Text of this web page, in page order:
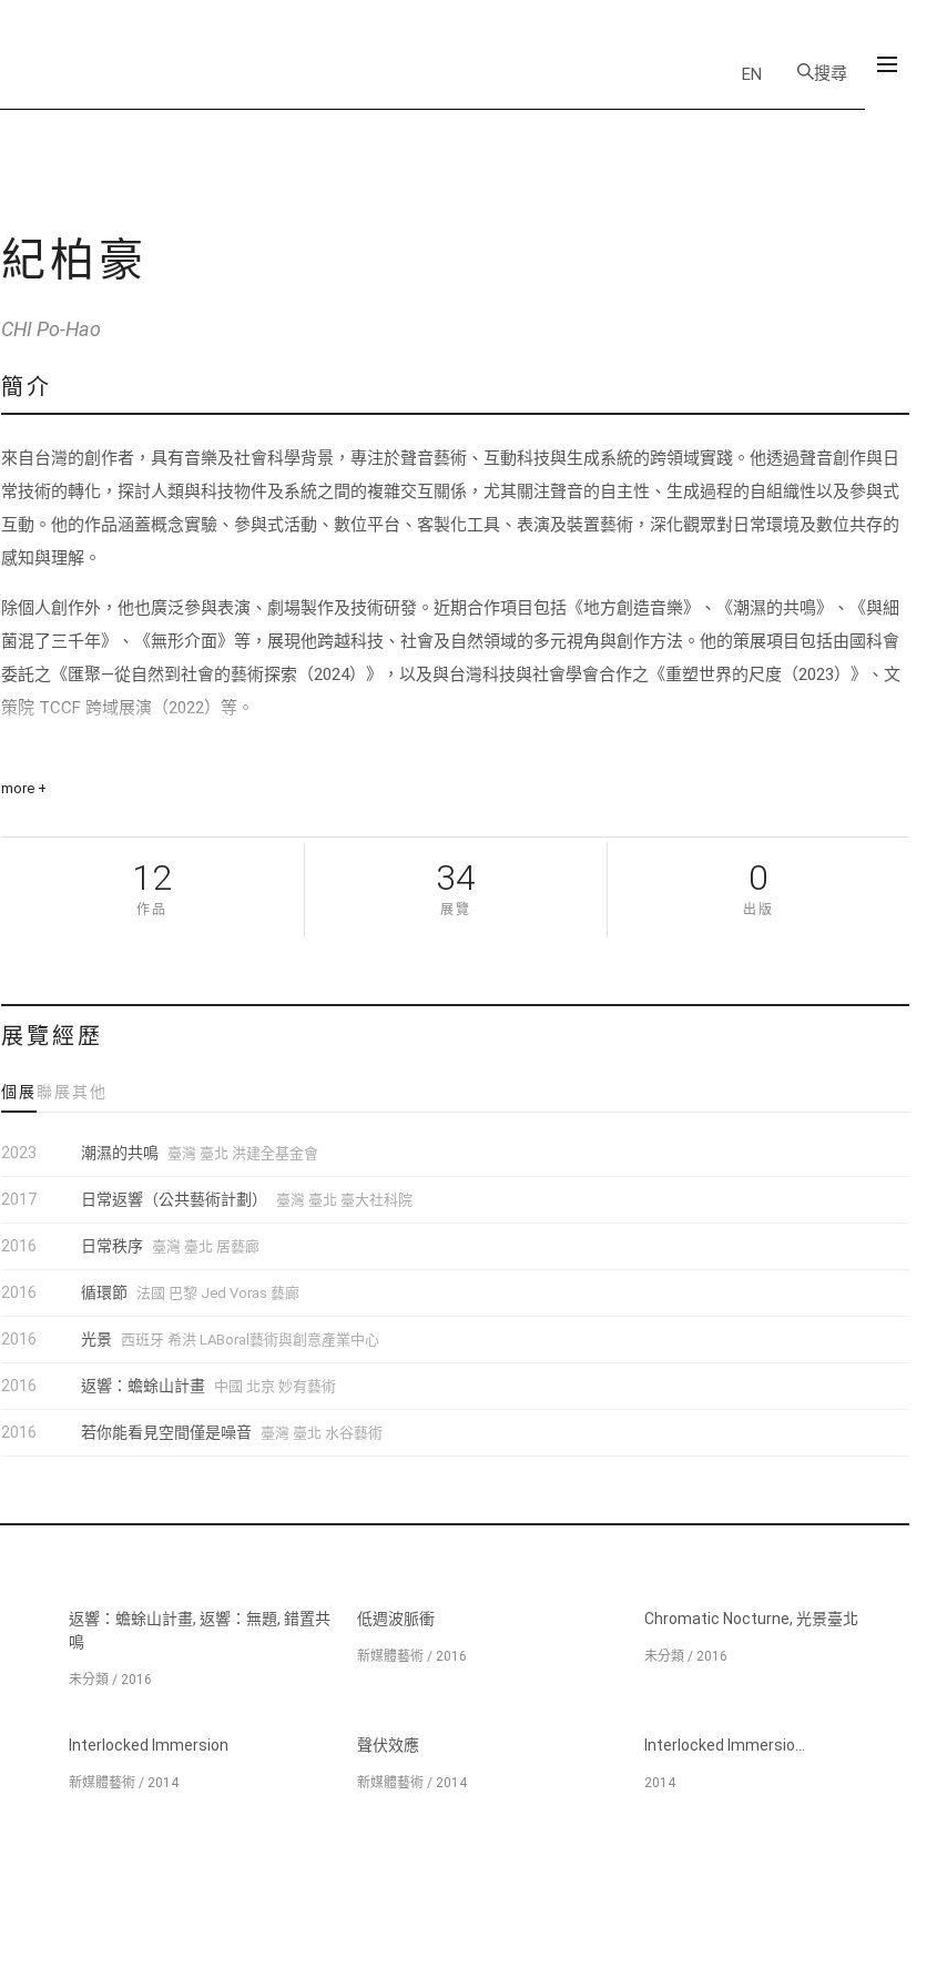
EN 搜尋
紀柏豪
CHI Po-Hao
簡介
來自台灣的創作者，具有音樂及社會科學背景，專注於聲音藝術、互動科技與生成系統的跨領域實踐。他透過聲音創作與日
常技術的轉化，探討人類與科技物件及系統之間的複雜交互關係，尤其關注聲音的自主性、生成過程的自組織性以及參與式
互動。他的作品涵蓋概念實驗、參與式活動、數位平台、客製化工具、表演及裝置藝術，深化觀眾對日常環境及數位共存的
感知與理解。
除個人創作外，他也廣泛參與表演、劇場製作及技術研發。近期合作項目包括《地方創造音樂》、《潮濕的共鳴》、《與細
菌混了三千年》、《無形介面》等，展現他跨越科技、社會及自然領域的多元視角與創作方法。他的策展項目包括由國科會
委託之《匯聚—從自然到社會的藝術探索（2024）》，以及與台灣科技與社會學會合作之《重塑世界的尺度（2023）》、文
策院 TCCF 跨域展演（2022）等。
促進另類感官經驗，深入思考環境與數位生態。
more +
12
作品
34
展覽
0
出版
展覽經歷
個展聯展 其他
2023 潮濕的共鳴 臺灣 臺北 洪建全基金會
2017 日常返響（公共藝術計劃） 臺灣 臺北 臺大社科院
2016 日常秩序 臺灣 臺北 居藝廊
2016 循環節 法國 巴黎 Jed Voras 藝廊
2016 光景 西班牙 希洪 LABoral藝術與創意產業中心
2016 返響：蟾蜍山計畫 中國 北京 妙有藝術
2016 若你能看見空間僅是噪音 臺灣 臺北 水谷藝術
返響：蟾蜍山計畫, 返響：無題, 錯置共
鳴
未分類 / 2016
低週波脈衝
新媒體藝術 / 2016
Chromatic Nocturne, 光景臺北
未分類 / 2016
Interlocked Immersion
新媒體藝術 / 2014
聲伏效應
新媒體藝術 / 2014
Interlocked Immersio...
2014